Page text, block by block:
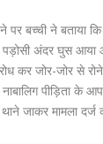
पर बच्ची ने बताया
पड़ोसी अंदर घुस
कर जोर-जोर से
पीड़िता के
जाकर मामला दर्ज